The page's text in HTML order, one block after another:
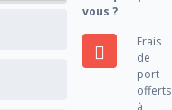
vous ?
Frais
de
port
offerts
à